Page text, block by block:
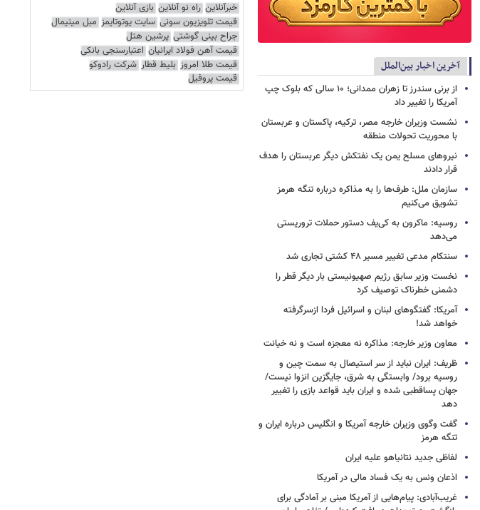
آخرین اخبار بین‌الملل
از برنی سندرز تا زهران ممدانی؛ ۱۰ سالی که بلوک چپ
آمریکا را تغییر داد
نشست وزیران خارجه مصر، ترکیه، پاکستان و عربستان
با محوریت تحولات منطقه
نیروهای مسلح یمن یک نفتکش دیگر عربستان را هدف
قرار دادند
سازمان ملل: طرف‌ها را به مذاکره درباره تنگه هرمز
تشویق می‌کنیم
روسیه: ماکرون به کی‌یف دستور حملات تروریستی
می‌دهد
سنتکام مدعی تغییر مسیر ۴۸ کشتی تجاری شد
نخست وزیر سابق رژیم صهیونیستی بار دیگر قطر را
دشمنی خطرناک توصیف کرد
آمریکا: گفتگوهای لبنان و اسرائیل فردا ازسرگرفته
خواهد شد!
معاون وزیر خارجه: مذاکره نه معجزه است و نه خیانت
ظریف: ایران نباید از سر استیصال به سمت چین و
روسیه برود/ وابستگی به شرق، جایگزین انزوا نیست/
جهان پساقطبی شده و ایران باید قواعد بازی را تغییر
دهد
گفت وگوی وزیران خارجه آمریکا و انگلیس درباره ایران و
تنگه هرمز
لفاظی جدید نتانیاهو علیه ایران
اذعان ونس به یک فساد مالی در آمریکا
غریب‌آبادی: پیام‌هایی از آمریکا مبنی بر آمادگی برای
خبرآنلاین راه نو آنلاین بازی آنلاین
قیمت تلویزیون سونی سایت یوتوتایمز مبل مینیمال
جراح بینی گوشتی پرشین هتل
قیمت آهن فولاد ایرانیان اعتبارسنجی بانکی
قیمت طلا امروز بلیط قطار شرکت رادوکو
قیمت پروفیل